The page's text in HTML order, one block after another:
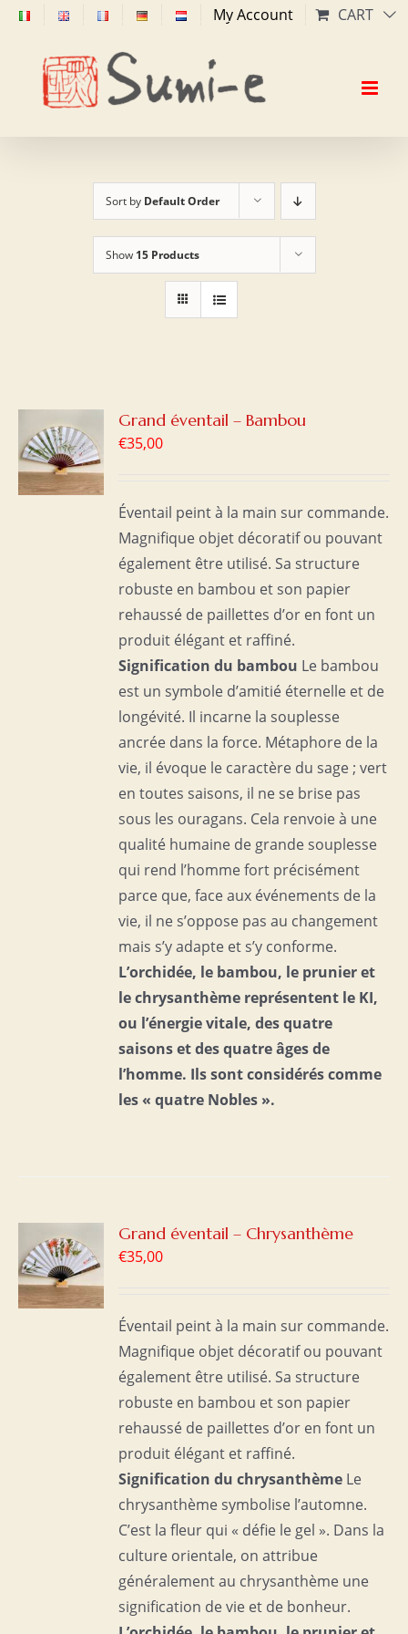
Skip
content
My Account CART
Sort by Default Order
Show 15 Products
Grand éventail – Bambou
€35,00
Éventail peint à la main sur commande.
Magnifique objet décoratif ou pouvant
également être utilisé. Sa structure
robuste en bambou et son papier
rehaussé de paillettes d’or en font un
produit élégant et raffiné.
Signification du bambou Le bambou
est un symbole d’amitié éternelle et de
longévité. Il incarne la souplesse
ancrée dans la force. Métaphore de la
vie, il évoque le caractère du sage ; vert
en toutes saisons, il ne se brise pas
sous les ouragans. Cela renvoie à une
qualité humaine de grande souplesse
qui rend l’homme fort précisément
parce que, face aux événements de la
vie, il ne s’oppose pas au changement
mais s’y adapte et s’y conforme.
L’orchidée, le bambou, le prunier et
le chrysanthème représentent le KI,
ou l’énergie vitale, des quatre
saisons et des quatre âges de
l’homme. Ils sont considérés comme
les « quatre Nobles ».
Grand éventail – Chrysanthème
€35,00
Éventail peint à la main sur commande.
Magnifique objet décoratif ou pouvant
également être utilisé. Sa structure
robuste en bambou et son papier
rehaussé de paillettes d’or en font un
produit élégant et raffiné.
Signification du chrysanthème Le
chrysanthème symbolise l’automne.
C’est la fleur qui « défie le gel ». Dans la
culture orientale, on attribue
généralement au chrysanthème une
signification de vie et de bonheur.